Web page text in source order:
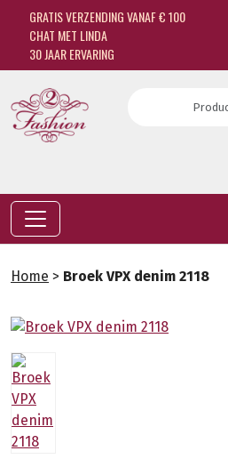
GRATIS VERZENDING VANAF € 100
CHAT MET LINDA
30 JAAR ERVARING
Home > Broek VPX denim 2118